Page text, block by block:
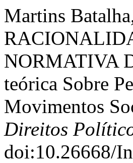
Martins
NORMATIVA
teórica Sobre
Movimentos
Direitos
doi:10.26668/